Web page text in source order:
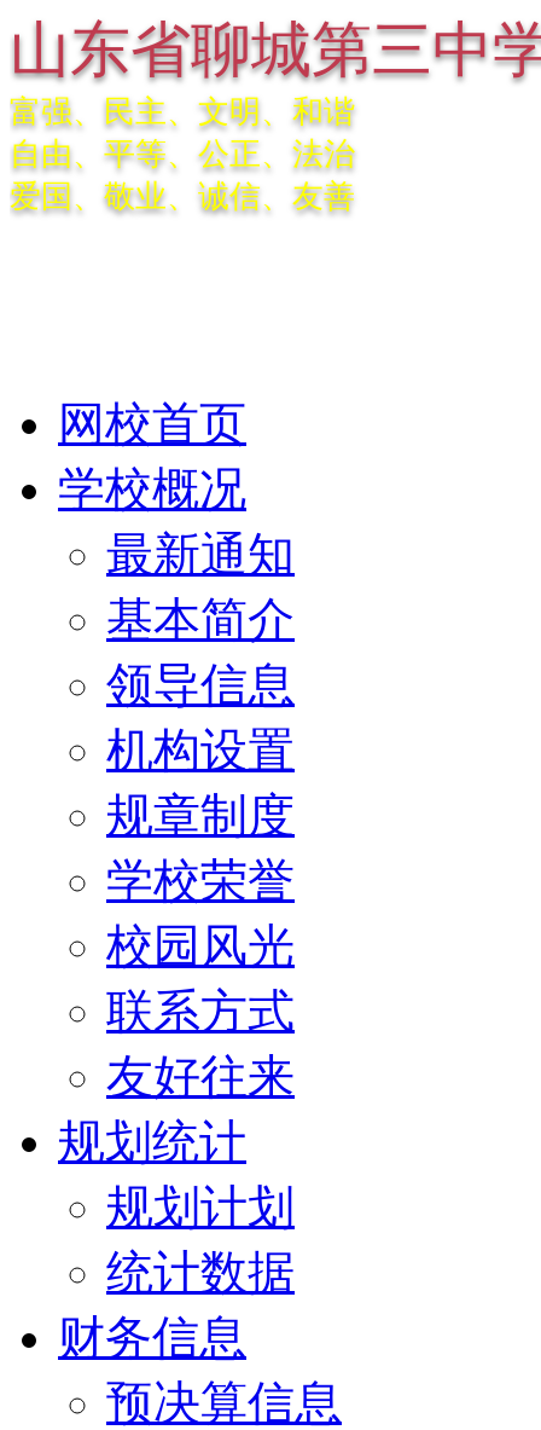
山东省聊城第三中
富强、民主、文明、和谐
自由、平等、公正、法治
爱国、敬业、诚信、友善
网校首页
学校概况
最新通知
基本简介
领导信息
机构设置
规章制度
学校荣誉
校园风光
联系方式
友好往来
规划统计
规划计划
统计数据
财务信息
预决算信息